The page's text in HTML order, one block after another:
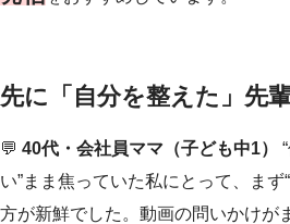
先に「自分を整えた」先
💬 40代・会社員ママ（子ども中1）
い”まま焦っていた私にとって、まず
方が新鮮でした。動画の問いかけが